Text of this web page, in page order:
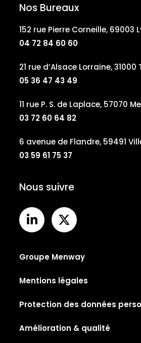
Nos Bureaux
152 rue Pierre Corneille, 69003
04 72 84 60 60
21 rue d’Alsace Lorraine, 31000
05 36 47 43 49
11 rue P. S. de Laplace, 57070
03 72 60 64 82
6 avenue de Flandre, 59491
03 59 61 75 37
Nous suivre
Groupe Menway
Mentions légales
Protection des données
Amélioration & qualité